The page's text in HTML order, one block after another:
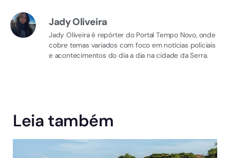
Jady Oliveira
Jady Oliveira é repórter do Portal Tempo Novo, onde
cobre temas variados com foco em notícias policiais
e acontecimentos do dia a dia na cidade da Serra.
Leia também